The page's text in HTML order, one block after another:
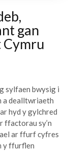
gan
sylfaen bwysig i
a dealltwriaeth
hyd y gylchred
ffactorau sy’n
ar ffurf cyfres
y ffurflen